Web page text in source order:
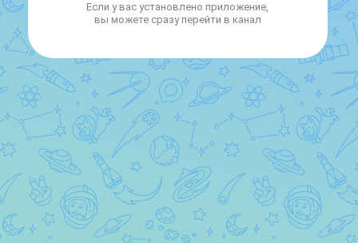
Если у вас установлено приложение,
вы можете сразу перейти в канал